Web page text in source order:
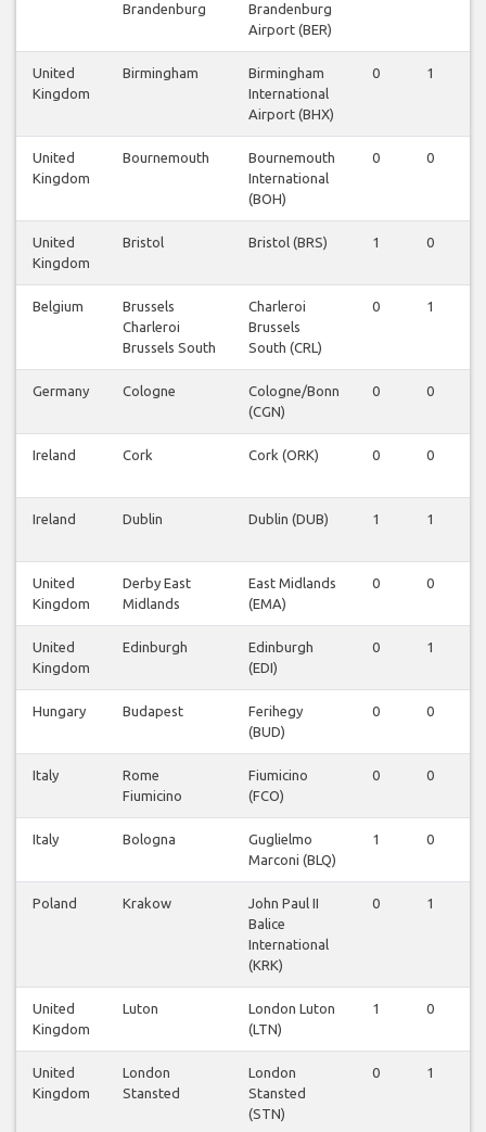
Brandenburg
Brandenburg
Airport (BER)
United
Kingdom
Birmingham
Birmingham
International
Airport (BHX)
0 1
United
Kingdom
Bournemouth
Bournemouth
International
(BOH)
0 0
United
Kingdom
Bristol Bristol (BRS) 1 0
Belgium
Brussels
Charleroi
Brussels South
Charleroi
Brussels
South (CRL)
0 1
Germany Cologne
Cologne/Bonn
(CGN)
0 0
Ireland Cork Cork (ORK) 0 0
Ireland Dublin Dublin (DUB) 1 1
United
Kingdom
Derby East
Midlands
East Midlands
(EMA)
0 0
United
Kingdom
Edinburgh
Edinburgh
(EDI)
0 1
Hungary Budapest
Ferihegy
(BUD)
0 0
Italy
Rome
Fiumicino
Fiumicino
(FCO)
0 0
Italy Bologna
Guglielmo
Marconi (BLQ)
1 0
Poland Krakow
John Paul II
Balice
International
(KRK)
0 1
United
Kingdom
Luton
London Luton
(LTN)
1 0
United
Kingdom
London
Stansted
London
Stansted
(STN)
0 1